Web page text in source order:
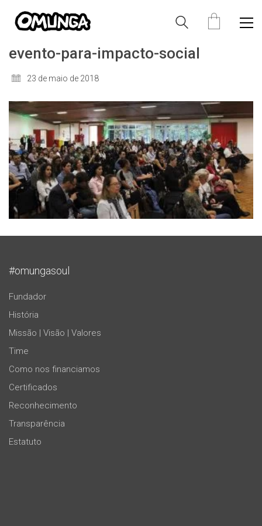
evento-para-impacto-social
23 de maio de 2018
#omungasoul
Fundador
História
Missão | Visão | Valores
Time
Como nos financiamos
Certificados
Reconhecimento
Transparência
Estatuto